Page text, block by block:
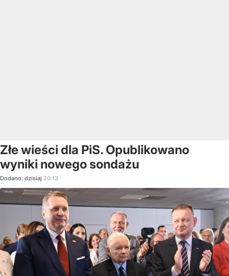
Złe wieści dla PiS. Opublikowano
wyniki nowego sondażu
Dodano: dzisiaj 20:13